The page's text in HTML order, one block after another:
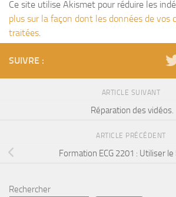
Ce site utilise Akismet pour réduire les
plus sur la façon dont les données de vos
traitées
SUIVRE :
ARTICLE SUIVANT
Réparation des vidéos.
ARTICLE PRÉCÉDENT
Formation ECG 2201 : Utiliser le
Rechercher